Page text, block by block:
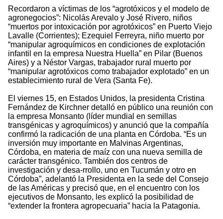
Recordaron a víctimas de los “agrotóxicos y el modelo de
agronegocios”: Nicolás Arevalo y José Rivero, niños
“muertos por intoxicación por agrotóxicos” en Puerto Viejo
Lavalle (Corrientes); Ezequiel Ferreyra, niño muerto por
“manipular agroquímicos en condiciones de explotación
infantil en la empresa Nuestra Huella” en Pilar (Buenos
Aires) y a Néstor Vargas, trabajador rural muerto por
“manipular agrotóxicos como trabajador explotado” en un
establecimiento rural de Vera (Santa Fe).
El viernes 15, en Estados Unidos, la presidenta Cristina
Fernández de Kirchner detalló en público una reunión con
la empresa Monsanto (líder mundial en semillas
transgénicas y agroquímicos) y anunció que la compañía
confirmó la radicación de una planta en Córdoba. “Es un
inversión muy importante en Malvinas Argentinas,
Córdoba, en materia de maíz con una nueva semilla de
carácter transgénico. También dos centros de
investigación y desa-rrollo, uno en Tucumán y otro en
Córdoba”, adelantó la Presidenta en la sede del Consejo
de las Américas y precisó que, en el encuentro con los
ejecutivos de Monsanto, les explicó la posibilidad de
“extender la frontera agropecuaria” hacia la Patagonia.